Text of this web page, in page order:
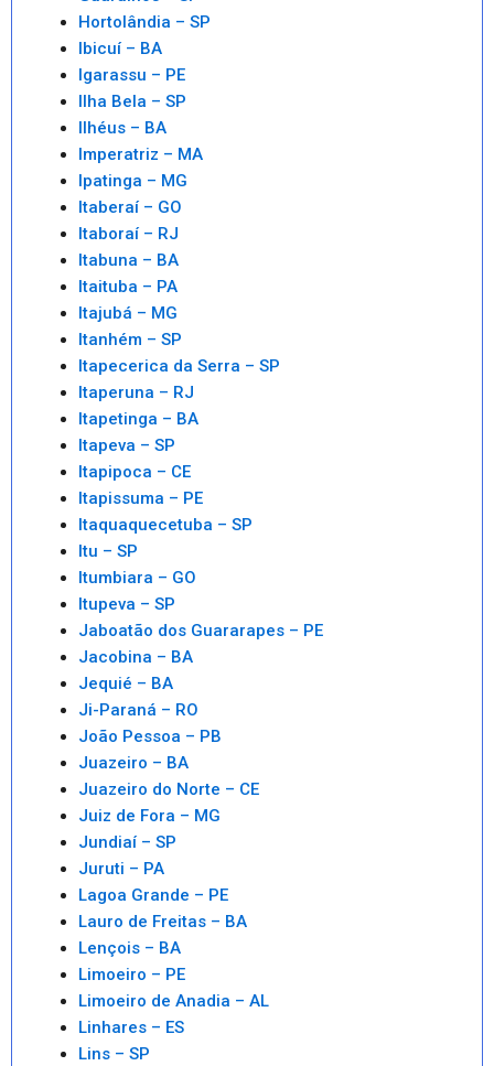
Hortolândia – SP
Ibicuí – BA
Igarassu – PE
Ilha Bela – SP
Ilhéus – BA
Imperatriz – MA
Ipatinga – MG
Itaberaí – GO
Itaboraí – RJ
Itabuna – BA
Itaituba – PA
Itajubá – MG
Itanhém – SP
Itapecerica da Serra – SP
Itaperuna – RJ
Itapetinga – BA
Itapeva – SP
Itapipoca – CE
Itapissuma – PE
Itaquaquecetuba – SP
Itu – SP
Itumbiara – GO
Itupeva – SP
Jaboatão dos Guararapes – PE
Jacobina – BA
Jequié – BA
Ji-Paraná – RO
João Pessoa – PB
Juazeiro – BA
Juazeiro do Norte – CE
Juiz de Fora – MG
Jundiaí – SP
Juruti – PA
Lagoa Grande – PE
Lauro de Freitas – BA
Lençois – BA
Limoeiro – PE
Limoeiro de Anadia – AL
Linhares – ES
Lins – SP